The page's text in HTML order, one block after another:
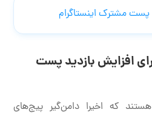
پست مشترک اینستاگرام
افزایش بازدید پست
که اخیرا دامن‌گیر پیج‌های